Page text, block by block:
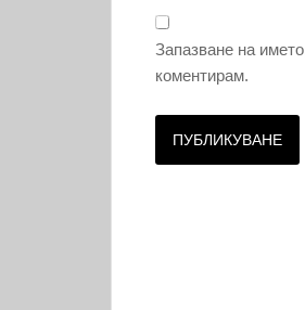
Запазване на
коментирам.